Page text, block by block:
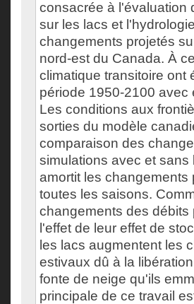
consacrée à l'évaluation
sur les lacs et
changements projetés
nord-est du Canada. À
climatique transitoire ont
période 1950-2100 avec
Les conditions aux
sorties du modèle
comparaison des
simulations avec et
amortit les changements
toutes les saisons.
changements des débits
l'effet de leur effet de
les lacs augmentent les
estivaux dû à la
fonte de neige qu'ils
principale de ce travail